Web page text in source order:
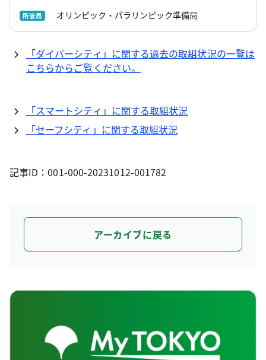
所管局 オリンピック・パラリンピック準備局
「ダイバーシティ」に関する過去の取組状況の一覧は
こちらからご覧ください。
「スマートシティ」に関する取組状況
「セーフシティ」に関する取組状況
記事ID：001-000-20231012-001782
アーカイブに戻る